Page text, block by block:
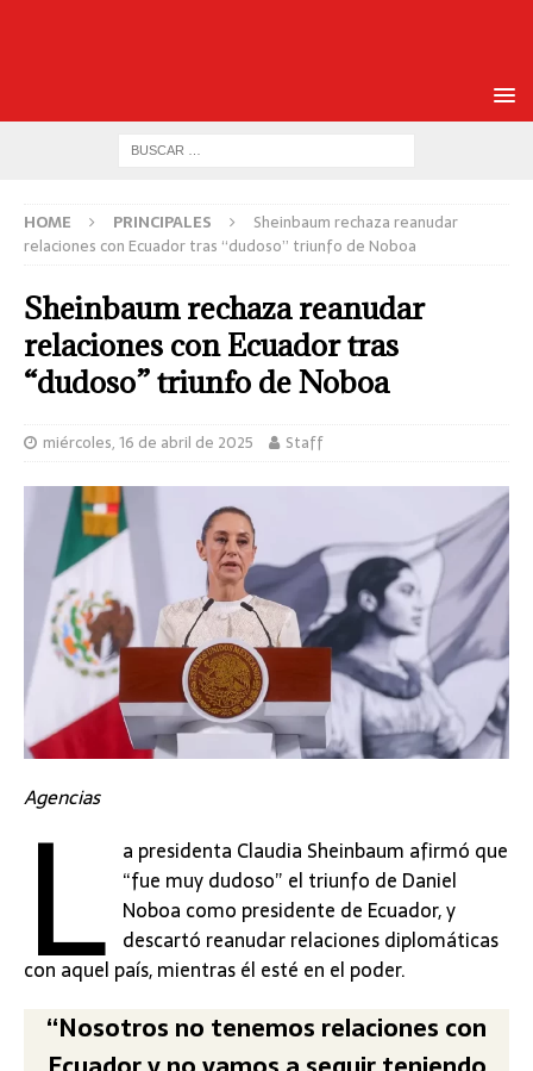
HOME PRINCIPALES
Sheinbaum rechaza reanudar
relaciones con Ecuador tras “dudoso” triunfo de Noboa
Sheinbaum rechaza reanudar
relaciones con Ecuador tras
“dudoso” triunfo de Noboa
miércoles, 16 de abril de 2025 Staff
Agencias
L a presidenta Claudia Sheinbaum afirmó que
“fue muy dudoso” el triunfo de Daniel
Noboa como presidente de Ecuador, y
descartó reanudar relaciones diplomáticas
con aquel país, mientras él esté en el poder.
“Nosotros no tenemos relaciones con